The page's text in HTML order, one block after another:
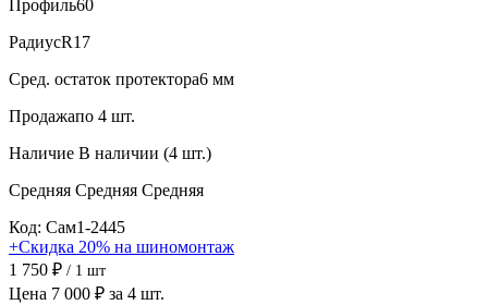
Профиль60
РадиусR17
Сред. остаток протектора6 мм
Продажапо 4 шт.
Наличие В наличии (4 шт.)
Средняя Средняя Средняя
Код: Сам1-2445
+Скидка 20% на шиномонтаж
1 750 ₽ / 1 шт
Цена 7 000 ₽ за 4 шт.